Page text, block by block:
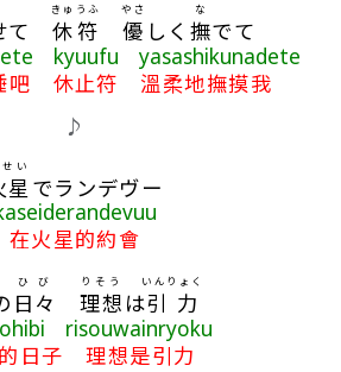
て 休符
きゅうふ
優
やさ
しく 撫
な
でて
kyuufu yasashikunadete
吧 休止符 溫柔地撫摸我
♪
星
い
でランデヴー
在火星的約會
日々
ひび
理想
りそう
は引力
いんりょく
risouwainryoku
日子 理想是引力